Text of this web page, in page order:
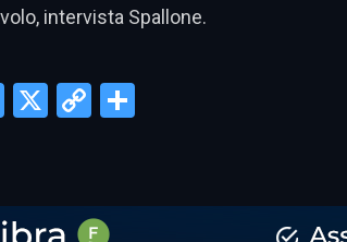
intervista Spallone.
Telegram
X CopyCondividi